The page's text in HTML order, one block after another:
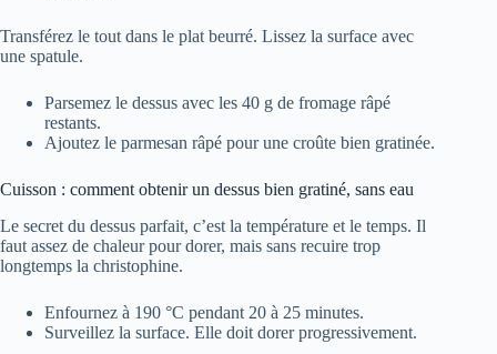
Transférez le tout dans le plat beurré. Lissez la surface avec
une spatule.
Parsemez le dessus avec les 40 g de fromage râpé
restants.
Ajoutez le parmesan râpé pour une croûte bien gratinée.
Cuisson : comment obtenir un dessus bien gratiné, sans eau
Le secret du dessus parfait, c’est la température et le temps. Il
faut assez de chaleur pour dorer, mais sans recuire trop
longtemps la christophine.
Enfournez à 190 °C pendant 20 à 25 minutes.
Surveillez la surface. Elle doit dorer progressivement.